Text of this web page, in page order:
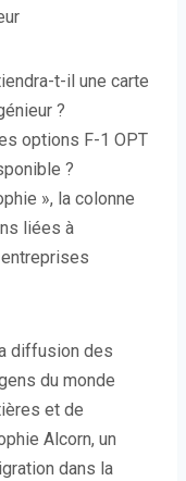
t-il une carte
?
options F-1 OPT
?
», la colonne
liées à
diffusion des
du monde
et de
Alcorn, un
dans la